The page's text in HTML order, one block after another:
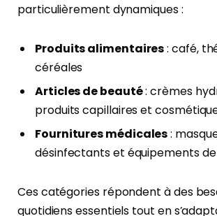
particulièrement dynamiques :
Produits alimentaires: café,
céréales
Articles de beauté: crèmes
produits capillaires et
Fournitures médicales:
désinfectants et équipements
Ces catégories répondent à des
quotidiens essentiels tout en